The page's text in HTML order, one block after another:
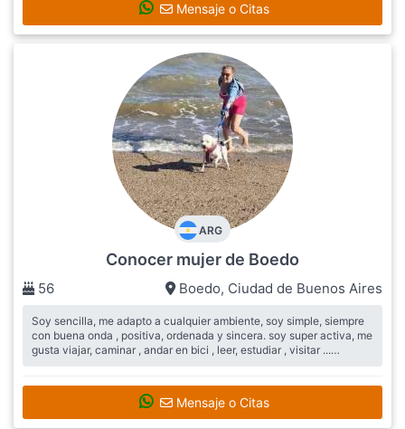
Mensaje o Citas
ARG
Conocer mujer de Boedo
56 Boedo, Ciudad de Buenos Aires
Soy sencilla, me adapto a cualquier ambiente, soy simple, siempre
con buena onda , positiva, ordenada y sincera. soy super activa, me
gusta viajar, caminar , andar en bici , leer, estudiar , visitar ...
Mensaje o Citas